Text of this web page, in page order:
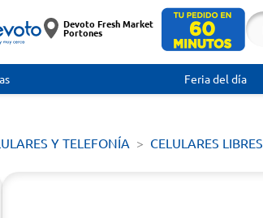
Devoto Fresh Market
Portones
Feria del día
Y TELEFONÍA CELULARES LIBRES